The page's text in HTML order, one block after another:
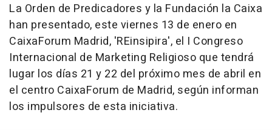
La Orden de Predicadores y la Fundación la Caixa
han presentado, este viernes 13 de enero en
CaixaForum Madrid, 'REinsipira', el I Congreso
Internacional de Marketing Religioso que tendrá
lugar los días 21 y 22 del próximo mes de abril en
el centro CaixaForum de Madrid, según informan
los impulsores de esta iniciativa.